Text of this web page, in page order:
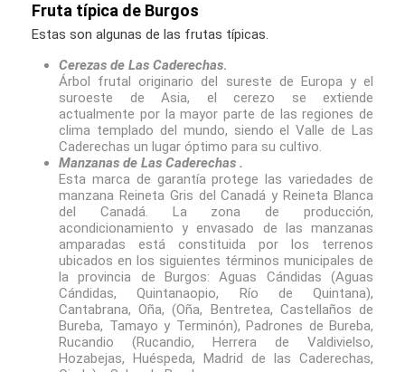
Fruta típica de Burgos
Estas son algunas de las frutas típicas.
Cerezas de Las Caderechas.
Árbol frutal originario del sureste de Europa y el
suroeste de Asia, el cerezo se extiende
actualmente por la mayor parte de las regiones de
clima templado del mundo, siendo el Valle de Las
Caderechas un lugar óptimo para su cultivo.
Manzanas de Las Caderechas .
Esta marca de garantía protege las variedades de
manzana Reineta Gris del Canadá y Reineta Blanca
del Canadá. La zona de producción,
acondicionamiento y envasado de las manzanas
amparadas está constituida por los terrenos
ubicados en los siguientes términos municipales de
la provincia de Burgos: Aguas Cándidas (Aguas
Cándidas, Quintanaopio, Río de Quintana),
Cantabrana, Oña, (Oña, Bentretea, Castellaños de
Bureba, Tamayo y Terminón), Padrones de Bureba,
Rucandio (Rucandio, Herrera de Valdivielso,
Hozabejas, Huéspeda, Madrid de las Caderechas,